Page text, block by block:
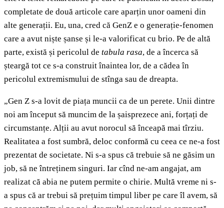
completate de două articole care aparțin unor oameni din
alte generații. Eu, una, cred că GenZ e o generație-fenomen
care a avut niște șanse și le-a valorificat cu brio. Pe de altă
parte, există și pericolul de tabula rasa, de a încerca să
șteargă tot ce s-a construit înaintea lor, de a cădea în
pericolul extremismului de stînga sau de dreapta.
„Gen Z s-a lovit de piața muncii ca de un perete. Unii dintre
noi am început să muncim de la șaisprezece ani, forțați de
circumstanțe. Alții au avut norocul să înceapă mai tîrziu.
Realitatea a fost sumbră, deloc conformă cu ceea ce ne-a fost
prezentat de societate. Ni s-a spus că trebuie să ne găsim un
job, să ne întreținem singuri. Iar cînd ne-am angajat, am
realizat că abia ne putem permite o chirie. Multă vreme ni s-
a spus că ar trebui să prețuim timpul liber pe care îl avem, să